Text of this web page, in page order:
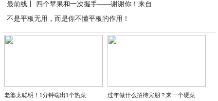
最前线丨 四个苹果和一次握手——谢谢你！来自
不是平板无用，而是你不懂平板的作用！
2020-04-02
老婆太聪明！1分钟端出1个热菜 过年做什么招待宾朋？来一个硬菜